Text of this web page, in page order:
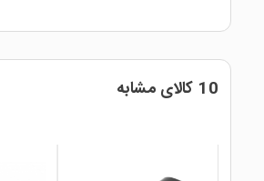
10 کالای مشابه